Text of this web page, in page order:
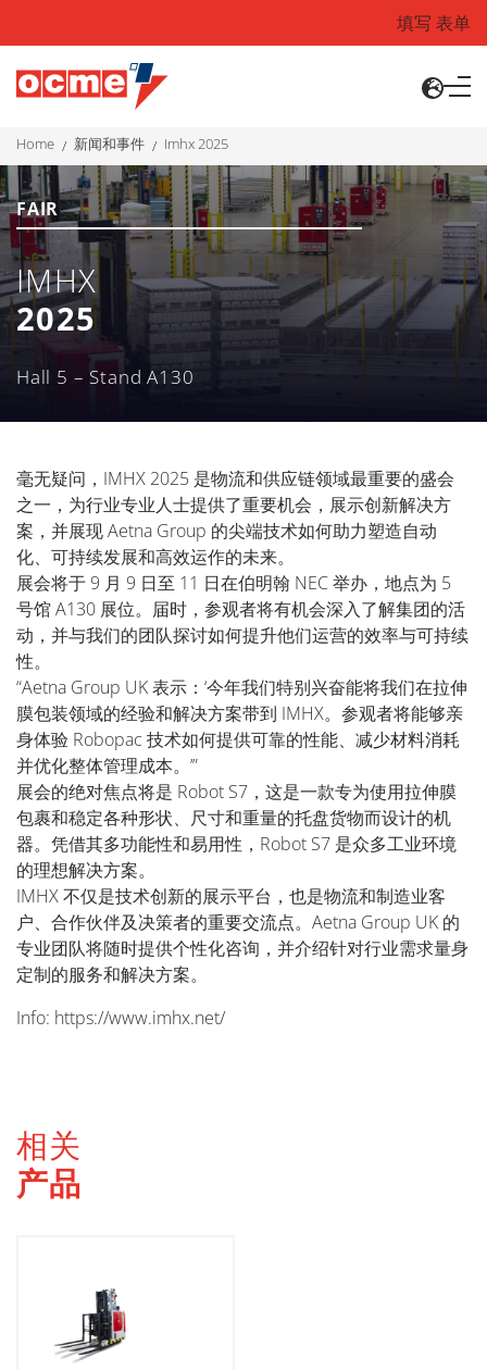
填写 表单
home 新闻和事件 imhx 2025
FAIR
IMHX
2025
Hall 5 – Stand A130
毫无疑问，IMHX 2025 是物流和供应链领域最重要的盛会
之一，为行业专业人士提供了重要机会，展示创新解决方
案，并展现 Aetna Group 的尖端技术如何助力塑造自动
化、可持续发展和高效运作的未来。
展会将于 9 月 9 日至 11 日在伯明翰 NEC 举办，地点为 5
号馆 A130 展位。届时，参观者将有机会深入了解集团的活
动，并与我们的团队探讨如何提升他们运营的效率与可持续
性。
“Aetna Group UK 表示：‘今年我们特别兴奋能将我们在拉伸
膜包装领域的经验和解决方案带到 IMHX。参观者将能够亲
身体验 Robopac 技术如何提供可靠的性能、减少材料消耗
并优化整体管理成本。’”
展会的绝对焦点将是 Robot S7，这是一款专为使用拉伸膜
包裹和稳定各种形状、尺寸和重量的托盘货物而设计的机
器。凭借其多功能性和易用性，Robot S7 是众多工业环境
的理想解决方案。
IMHX 不仅是技术创新的展示平台，也是物流和制造业客
户、合作伙伴及决策者的重要交流点。Aetna Group UK 的
专业团队将随时提供个性化咨询，并介绍针对行业需求量身
定制的服务和解决方案。
Info: https://www.imhx.net/
相关
产品